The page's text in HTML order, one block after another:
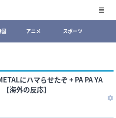
国 アニメ スポーツ
にハマらせたぞ + PA PA YA
海外の反応】